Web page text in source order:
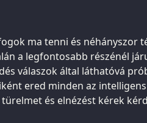
ma tenni és néhányszor
a legfontosabb részénél
válaszok által láthatóvá
ered minden az
és elnézést kérek